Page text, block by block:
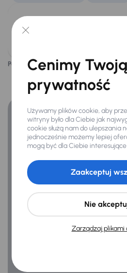
Infotainment
Nawigacja
Bezpieczeństwo
ABS
Airbag
ASR
Asystent podjazdu
Asystent zjazdu
Automatyczne zatrzymanie
ESP
Ta Audi Q5 jest wyposażona w
Podoba ci się ten opis? Tak Nie
Zyskaj lepsze warunki
Cenimy Twoją
prywatność
Używamy plików cookie, aby
witryny było dla Ciebie jak
cookie służą nam do ulepszania
jednocześnie możemy lepiej
mogą być dla Ciebie
Zarządzaj plikami
Nie
Zaakceptuj